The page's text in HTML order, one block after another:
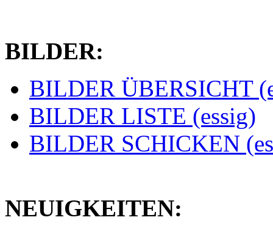
BILDER:
BILDER ÜBERSICHT
BILDER LISTE (essig)
BILDER SCHICKEN
NEUIGKEITEN: